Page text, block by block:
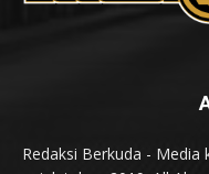
Redaksi Berkuda - Media